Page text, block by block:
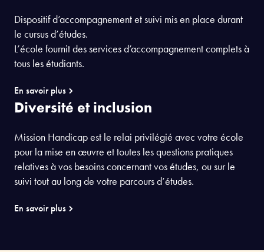
Dispositif d’accompagnement et suivi mis en place durant
le cursus d’études.
L’école fournit des services d’accompagnement complets à
tous les étudiants.
En savoir plus
Diversité et inclusion
Mission Handicap est le relai privilégié avec votre école
pour la mise en œuvre et toutes les questions pratiques
relatives à vos besoins concernant vos études, ou sur le
suivi tout au long de votre parcours d’études.
En savoir plus